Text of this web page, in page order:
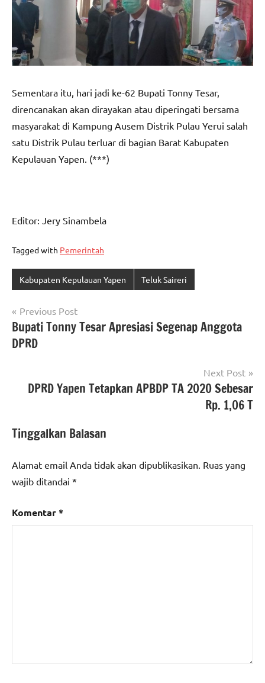
Sementara itu, hari jadi ke-62 Bupati Tonny Tesar,
direncanakan akan dirayakan atau diperingati bersama
masyarakat di Kampung Ausem Distrik Pulau Yerui salah
satu Distrik Pulau terluar di bagian Barat Kabupaten
Kepulauan Yapen. (***)
Editor: Jery Sinambela
Tagged with Pemerintah
Kabupaten Kepulauan Yapen Teluk Saireri
Navigasi
pos
Previous Post
Bupati Tonny Tesar Apresiasi Segenap Anggota
DPRD
Next Post
DPRD Yapen Tetapkan APBDP TA 2020 Sebesar
Rp. 1,06 T
Tinggalkan Balasan
Alamat email Anda tidak akan dipublikasikan. Ruas yang
wajib ditandai *
Komentar*